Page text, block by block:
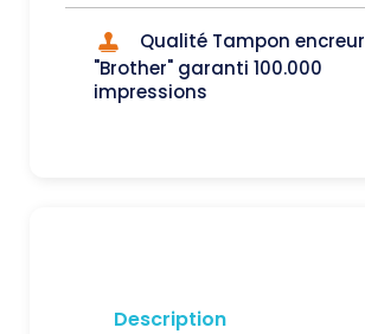
Qualité Tampon encreur
"Brother" garanti 100.000
impressions
Description